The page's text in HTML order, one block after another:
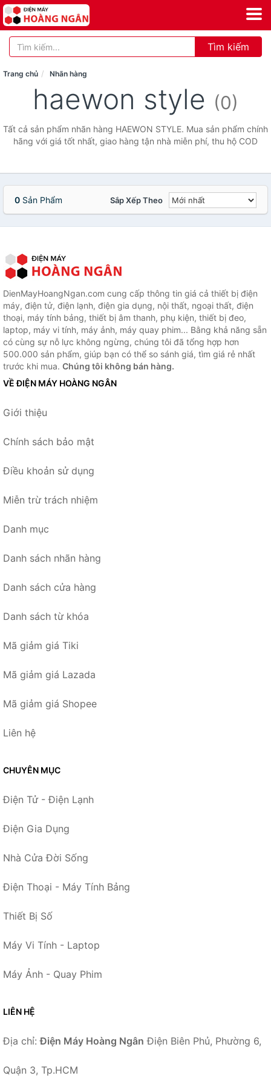
Tìm kiếm
Trang chủ Nhãn hàng
haewon style (0)
Tất cả sản phẩm nhãn hàng HAEWON STYLE. Mua sản phẩm chính
hãng với giá tốt nhất, giao hàng tận nhà miễn phí, thu hộ COD
0 Sản Phẩm Sắp Xếp Theo
DienMayHoangNgan.com cung cấp thông tin giá cả thiết bị điện
máy, điện tử, điện lạnh, điện gia dụng, nội thất, ngoại thất, điện
thoại, máy tính bảng, thiết bị âm thanh, phụ kiện, thiết bị đeo,
laptop, máy vi tính, máy ảnh, máy quay phim... Bằng khả năng sẵn
có cùng sự nỗ lực không ngừng, chúng tôi đã tổng hợp hơn
500.000 sản phẩm, giúp bạn có thể so sánh giá, tìm giá rẻ nhất
trước khi mua. Chúng tôi không bán hàng.
VỀ ĐIỆN MÁY HOÀNG NGÂN
Giới thiệu
Chính sách bảo mật
Điều khoản sử dụng
Miễn trừ trách nhiệm
Danh mục
Danh sách nhãn hàng
Danh sách cửa hàng
Danh sách từ khóa
Mã giảm giá Tiki
Mã giảm giá Lazada
Mã giảm giá Shopee
Liên hệ
CHUYÊN MỤC
Điện Tử - Điện Lạnh
Điện Gia Dụng
Nhà Cửa Đời Sống
Điện Thoại - Máy Tính Bảng
Thiết Bị Số
Máy Vi Tính - Laptop
Máy Ảnh - Quay Phim
LIÊN HỆ
Địa chỉ:Điện Máy Hoàng Ngân Điện Biên Phủ, Phường 6,
Quận 3, Tp.HCM